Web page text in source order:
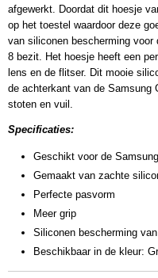
afgewerkt. Doordat dit hoesje
op het toestel waardoor deze
van siliconen bescherming
8 bezit. Het hoesje heeft een
lens en de flitser. Dit mooie
de achterkant van de Samsung
stoten en vuil.
Specificaties:
Geschikt voor de
Gemaakt van zachte
Perfecte pasvorm
Meer grip
Siliconen bescherming
Beschikbaar in de kleur: